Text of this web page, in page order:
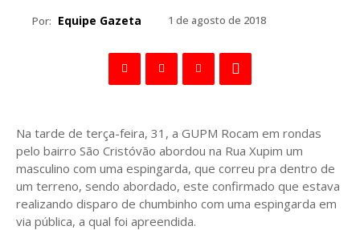
Por: Equipe Gazeta 1 de agosto de 2018
Na tarde de terça-feira, 31, a GUPM Rocam em rondas
pelo bairro São Cristóvão abordou na Rua Xupim um
masculino com uma espingarda, que correu pra dentro de
um terreno, sendo abordado, este confirmado que estava
realizando disparo de chumbinho com uma espingarda em
via pública, a qual foi apreendida.